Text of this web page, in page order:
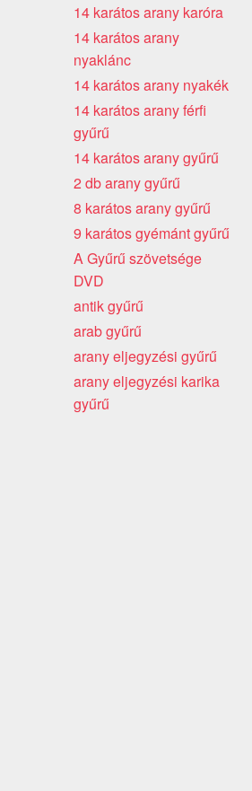
14 karátos arany karóra
14 karátos arany
nyaklánc
14 karátos arany nyakék
14 karátos arany férfi
gyűrű
14 karátos arany gyűrű
2 db arany gyűrű
8 karátos arany gyűrű
9 karátos gyémánt gyűrű
A Gyűrű szövetsége
DVD
antik gyűrű
arab gyűrű
arany eljegyzési gyűrű
arany eljegyzési karika
gyűrű